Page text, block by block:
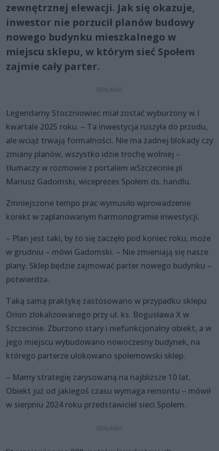
zewnętrznej elewacji. Jak się okazuje,
inwestor nie porzucił planów budowy
nowego budynku mieszkalnego w
miejscu sklepu, w którym sieć Społem
zajmie cały parter.
Legendarny Stoczniowiec miał zostać wyburzony w I
kwartale 2025 roku. – Ta inwestycja ruszyła do przodu,
ale wciąż trwają formalności. Nie ma żadnej blokady czy
zmiany planów, wszystko idzie trochę wolniej –
tłumaczy w rozmowie z portalem wSzczecinie.pl
Mariusz Gadomski, wiceprezes Społem ds. handlu.
Zmniejszone tempo prac wymusiło wprowadzenie
korekt w zaplanowanym harmonogramie inwestycji.
– Plan jest taki, by to się zaczęło pod koniec roku, może
w grudniu – mówi Gadomski. – Nie zmieniają się nasze
plany. Sklep będzie zajmować parter nowego budynku –
potwierdza.
Taką samą praktykę zastosowano w przypadku sklepu
Orion zlokalizowanego przy ul. ks. Bogusława X w
Szczecinie. Zburzono stary i niefunkcjonalny obiekt, a w
jego miejscu wybudowano nowoczesny budynek, na
którego parterze ulokowano społemowski sklep.
– Mamy strategię zarysowaną na najbliższe 10 lat.
Obiekt już od jakiegoś czasu wymaga remontu – mówił
w sierpniu 2024 roku przedstawiciel sieci Społem.